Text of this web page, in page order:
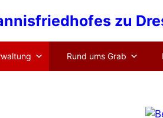
zu
Rund ums Grab